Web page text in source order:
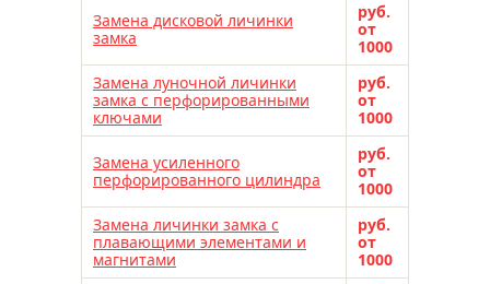
Замена дисковой личинки
замка
руб.
от
1000
Замена луночной личинки
замка с перфорированными
ключами
руб.
от
1000
Замена усиленного
перфорированного цилиндра
руб.
от
1000
Замена личинки замка с
плавающими элементами и
магнитами
руб.
от
1000